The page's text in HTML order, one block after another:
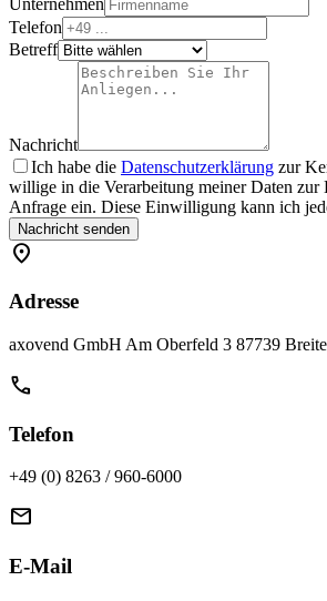
Telefon
Betreff
Nachricht
Ich habe die Datenschutzerklärung zur
willige in die Verarbeitung meiner Daten zur
Anfrage ein. Diese Einwilligung kann ich
Nachricht senden
location_on
Adresse
axovend GmbH Am Oberfeld 3 87739
call
Telefon
+49 (0) 8263 / 960-6000
mail
E-Mail